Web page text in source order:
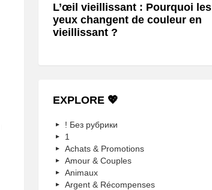
L’œil vieillissant : Pourquoi les
yeux changent de couleur en
vieillissant ?
EXPLORE 💖
! Без рубрики
1
Achats & Promotions
Amour & Couples
Animaux
Argent & Récompenses